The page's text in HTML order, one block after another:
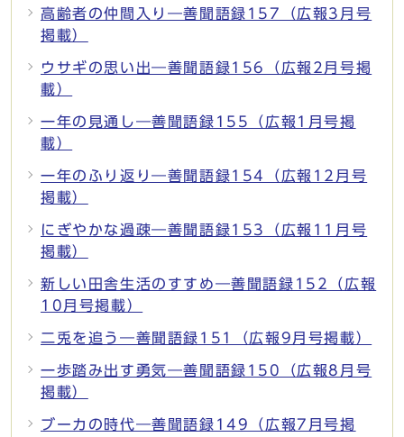
高齢者の仲間入り―善聞語録157（広報3月号
掲載）
ウサギの思い出―善聞語録156（広報2月号掲
載）
一年の見通し―善聞語録155（広報1月号掲
載）
一年のふり返り―善聞語録154（広報12月号
掲載）
にぎやかな過疎―善聞語録153（広報11月号
掲載）
新しい田舎生活のすすめ―善聞語録152（広報
10月号掲載）
二兎を追う―善聞語録151（広報9月号掲載）
一歩踏み出す勇気―善聞語録150（広報8月号
掲載）
ブーカの時代―善聞語録149（広報7月号掲